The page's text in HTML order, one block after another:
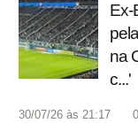
Ex-
na
c...'
30/07/26 às 21:17 0